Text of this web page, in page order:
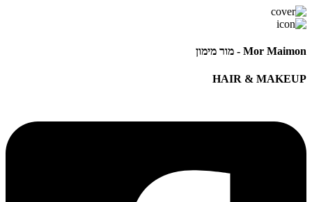
Mor Maimon - מור מימון
HAIR & MAKEUP